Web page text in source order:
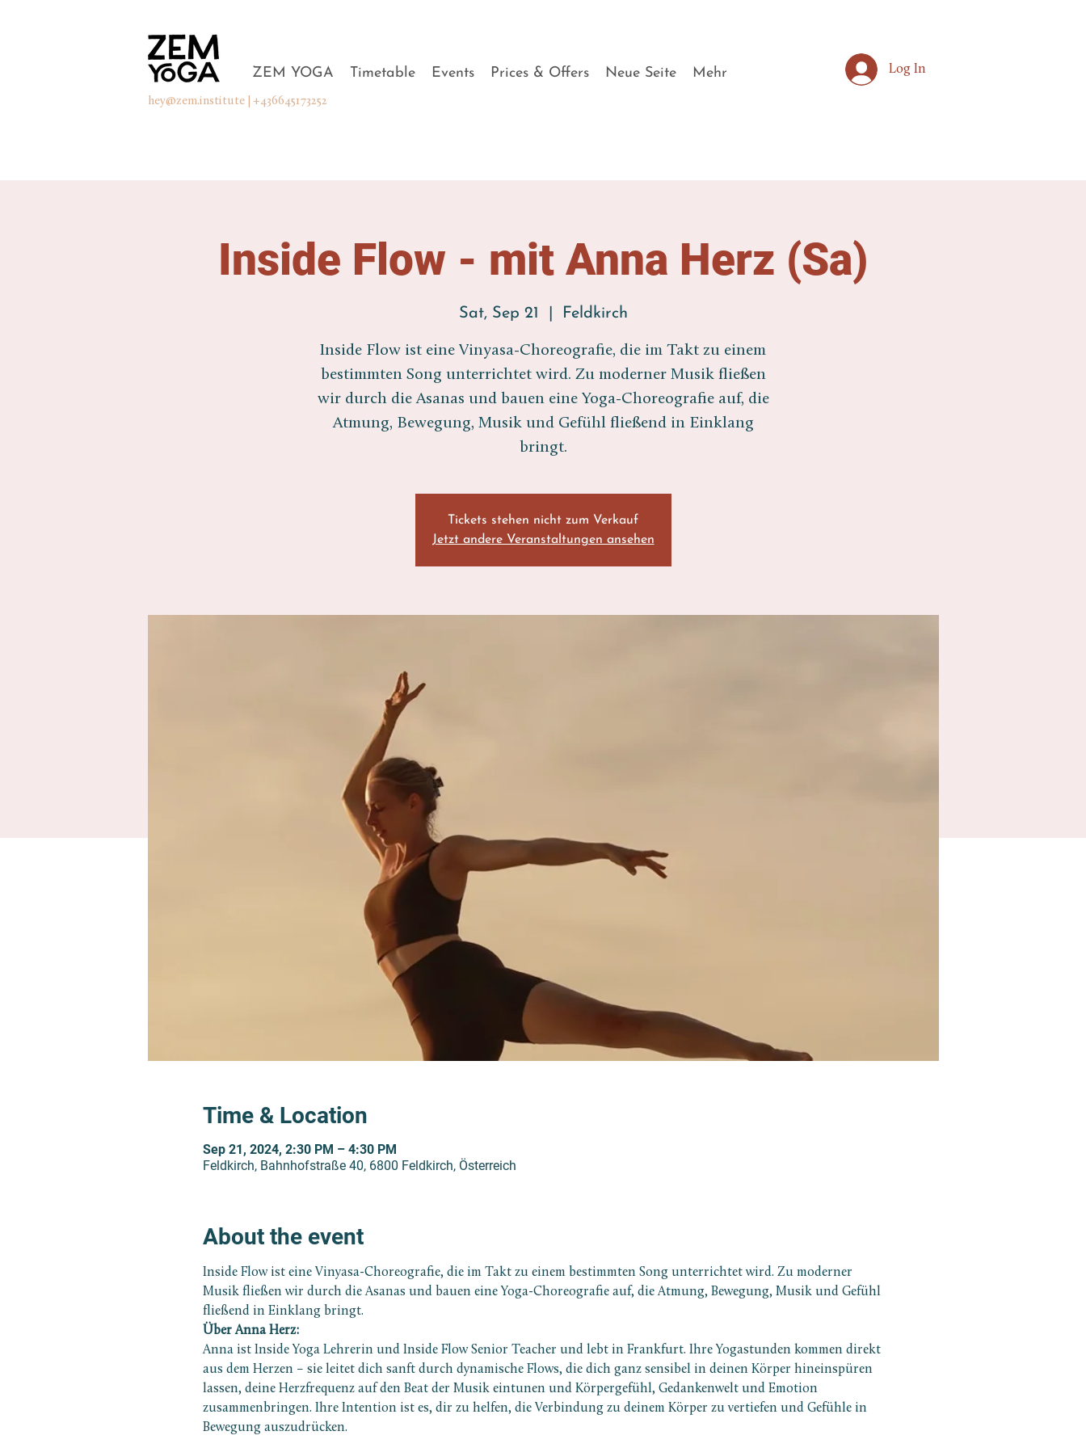
ZEM YOGA Timetable Events Prices & Offers Neue Seite Mehr
hey@zem.institute | +436645173252
Log In
Inside Flow - mit Anna Herz (Sa)
Sat, Sep 21 Feldkirch
Inside Flow ist eine Vinyasa-Choreografie, die im Takt zu einem
bestimmten Song unterrichtet wird. Zu moderner Musik fließen
wir durch die Asanas und bauen eine Yoga-Choreografie auf, die
Atmung, Bewegung, Musik und Gefühl fließend in Einklang
bringt.
Tickets stehen nicht zum Verkauf
Jetzt andere Veranstaltungen ansehen
Time & Location
Sep 21, 2024, 2:30 PM – 4:30 PM
Feldkirch, Bahnhofstraße 40, 6800 Feldkirch, Österreich
About the event
Inside Flow ist eine Vinyasa-Choreografie, die im Takt zu einem bestimmten Song unterrichtet wird. Zu moderner
Musik fließen wir durch die Asanas und bauen eine Yoga-Choreografie auf, die Atmung, Bewegung, Musik und Gefühl
fließend in Einklang bringt.
Über Anna Herz:
Anna ist Inside Yoga Lehrerin und Inside Flow Senior Teacher und lebt in Frankfurt. Ihre Yogastunden kommen direkt
aus dem Herzen – sie leitet dich sanft durch dynamische Flows, die dich ganz sensibel in deinen Körper hineinspüren
lassen, deine Herzfrequenz auf den Beat der Musik eintunen und Körpergefühl, Gedankenwelt und Emotion
zusammenbringen. Ihre Intention ist es, dir zu helfen, die Verbindung zu deinem Körper zu vertiefen und Gefühle in
Bewegung auszudrücken.